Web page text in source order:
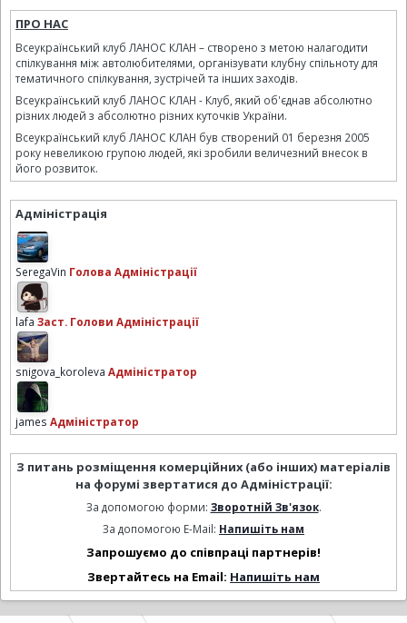
ПРО НАС
Всеукраїнський клуб ЛАНОС КЛАН – створено з метою налагодити
спілкування між автолюбителями, організувати клубну спільноту для
тематичного спілкування, зустрічей та інших заходів.
Всеукраїнський клуб ЛАНОС КЛАН - Клуб, який об'єднав абсолютно
різних людей з абсолютно різних куточків України.
Всеукраїнський клуб ЛАНОС КЛАН був створений 01 березня 2005
року невеликою групою людей, які зробили величезний внесок в
його розвиток.
Адміністрація
SeregaVin Голова Адміністрації
lafa Заст. Голови Адміністрації
snigova_koroleva Адміністратор
james Адміністратор
З питань розміщення комерційних (або інших) матеріалів
на форумі звертатися до Адміністрації:
За допомогою форми: Зворотній Зв'язок.
За допомогою E-Mail: Напишіть нам
Запрошуємо до співпраці партнерів!
Звертайтесь на Email: Напишіть нам